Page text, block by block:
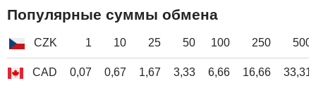
Популярные суммы обмена
CZK 1 10 25 50 100 250 500
CAD 0,07 0,67 1,67 3,33 6,66 16,66 33,31